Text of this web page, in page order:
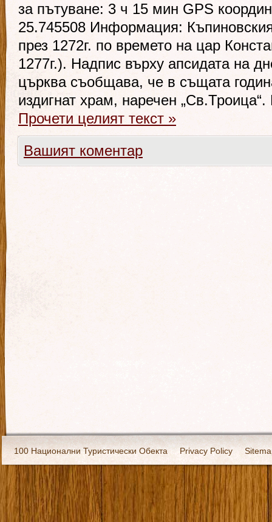
за пътуване: 3 ч 15 мин GPS
25.745508 Информация:
през 1272г. по времето на цар
1277г.). Надпис върху апсидата на
църква съобщава, че в същата
издигнат храм, наречен
Прочети целият текст »
Вашият коментар
100 Национални Туристически Обекта Privacy Policy
Екипировка За нас Имало едно време Кивоторият.
Ковчега със светите мощи на Свети Григорий Каллидис